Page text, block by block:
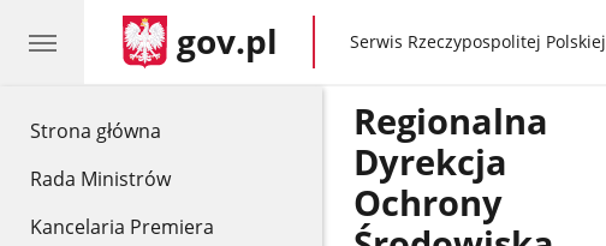
Strona główna
Rada Ministrów
Kancelaria Premiera
gov.pl gov.pl
Serwis Rzeczypospolitej Polskiej
Regionalna
Dyrekcja
Ochrony